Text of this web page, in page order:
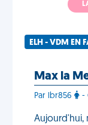
ELH - VDM EN
Max la
Par lbr856 -
Aujourd'hui,